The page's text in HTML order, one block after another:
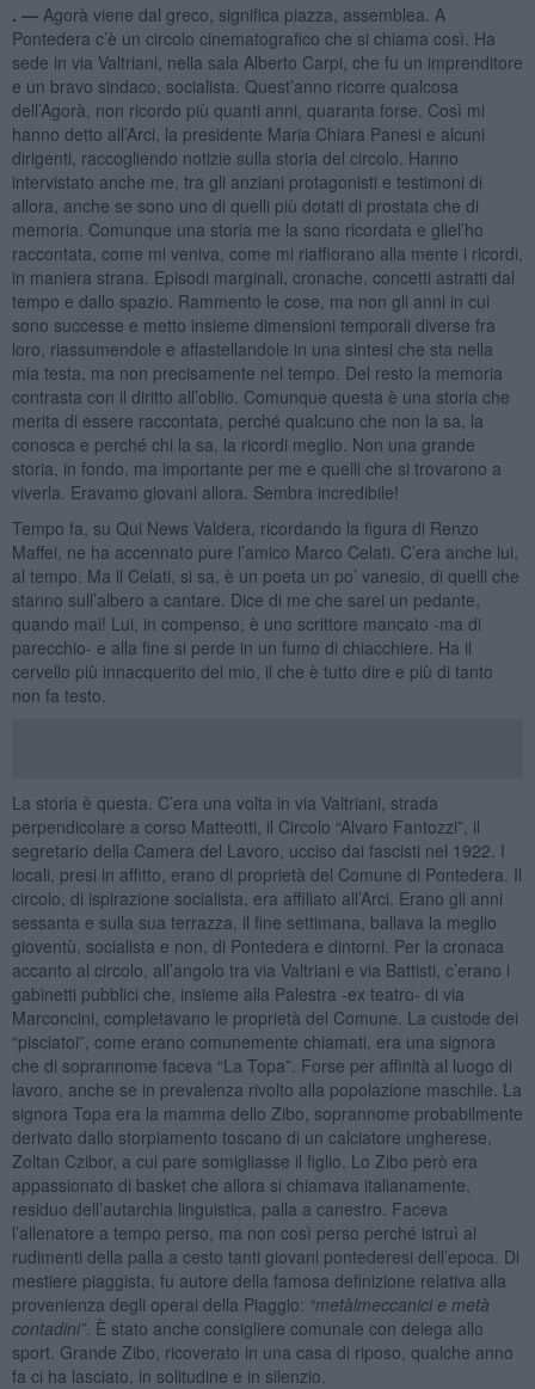
. — Agorà viene dal greco, significa piazza, assemblea. A
Pontedera c’è un circolo cinematografico che si chiama così. Ha
sede in via Valtriani, nella sala Alberto Carpi, che fu un imprenditore
e un bravo sindaco, socialista. Quest’anno ricorre qualcosa
dell’Agorà, non ricordo più quanti anni, quaranta forse. Così mi
hanno detto all’Arci, la presidente Maria Chiara Panesi e alcuni
dirigenti, raccogliendo notizie sulla storia del circolo. Hanno
intervistato anche me, tra gli anziani protagonisti e testimoni di
allora, anche se sono uno di quelli più dotati di prostata che di
memoria. Comunque una storia me la sono ricordata e gliel’ho
raccontata, come mi veniva, come mi riaffiorano alla mente i ricordi,
in maniera strana. Episodi marginali, cronache, concetti astratti dal
tempo e dallo spazio. Rammento le cose, ma non gli anni in cui
sono successe e metto insieme dimensioni temporali diverse fra
loro, riassumendole e affastellandole in una sintesi che sta nella
mia testa, ma non precisamente nel tempo. Del resto la memoria
contrasta con il diritto all’oblio. Comunque questa è una storia che
merita di essere raccontata, perché qualcuno che non la sa, la
conosca e perché chi la sa, la ricordi meglio. Non una grande
storia, in fondo, ma importante per me e quelli che si trovarono a
viverla. Eravamo giovani allora. Sembra incredibile!
Tempo fa, su Qui News Valdera, ricordando la figura di Renzo
Maffei, ne ha accennato pure l’amico Marco Celati. C’era anche lui,
al tempo. Ma il Celati, si sa, è un poeta un po’ vanesio, di quelli che
stanno sull’albero a cantare. Dice di me che sarei un pedante,
quando mai! Lui, in compenso, è uno scrittore mancato -ma di
parecchio- e alla fine si perde in un fumo di chiacchiere. Ha il
cervello più innacquerito del mio, il che è tutto dire e più di tanto
non fa testo.
La storia è questa. C’era una volta in via Valtriani, strada
perpendicolare a corso Matteotti, il Circolo “Alvaro Fantozzi”, il
segretario della Camera del Lavoro, ucciso dai fascisti nel 1922. I
locali, presi in affitto, erano di proprietà del Comune di Pontedera. Il
circolo, di ispirazione socialista, era affiliato all’Arci. Erano gli anni
sessanta e sulla sua terrazza, il fine settimana, ballava la meglio
gioventù, socialista e non, di Pontedera e dintorni. Per la cronaca
accanto al circolo, all’angolo tra via Valtriani e via Battisti, c’erano i
gabinetti pubblici che, insieme alla Palestra -ex teatro- di via
Marconcini, completavano le proprietà del Comune. La custode dei
“pisciatoi”, come erano comunemente chiamati, era una signora
che di soprannome faceva “La Topa”. Forse per affinità al luogo di
lavoro, anche se in prevalenza rivolto alla popolazione maschile. La
signora Topa era la mamma dello Zibo, soprannome probabilmente
derivato dallo storpiamento toscano di un calciatore ungherese,
Zoltan Czibor, a cui pare somigliasse il figlio. Lo Zibo però era
appassionato di basket che allora si chiamava italianamente,
residuo dell’autarchia linguistica, palla a canestro. Faceva
l’allenatore a tempo perso, ma non così perso perché istruì ai
rudimenti della palla a cesto tanti giovani pontederesi dell’epoca. Di
mestiere piaggista, fu autore della famosa definizione relativa alla
provenienza degli operai della Piaggio: “metàlmeccanici e metà
contadini”. È stato anche consigliere comunale con delega allo
sport. Grande Zibo, ricoverato in una casa di riposo, qualche anno
fa ci ha lasciato, in solitudine e in silenzio.